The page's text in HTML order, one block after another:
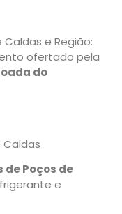
e Região:
ofertado pela
do
Caldas
de Poços de
e